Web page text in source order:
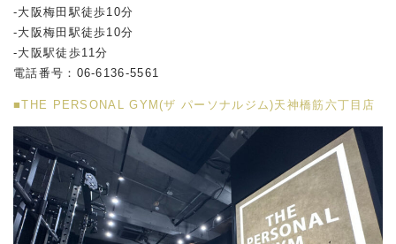
-大阪梅田駅徒歩10分
-大阪梅田駅徒歩10分
-大阪駅徒歩11分
電話番号：06-6136-5561
■THE PERSONAL GYM(ザ パーソナルジム)天神橋筋六丁目店